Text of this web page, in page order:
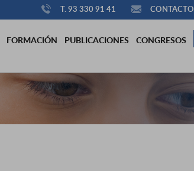
T. 93 330 91 41 CONTACTO
FORMACIÓN PUBLICACIONES CONGRESOS